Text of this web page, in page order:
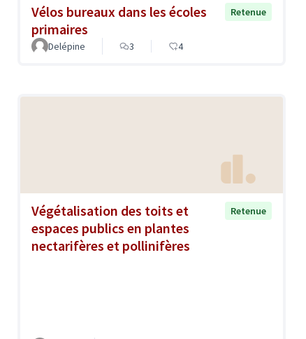
Vélos bureaux dans les écoles
primaires
Retenue
Delépine 3 4
Végétalisation des toits et
espaces publics en plantes
nectarifères et pollinifères
Retenue